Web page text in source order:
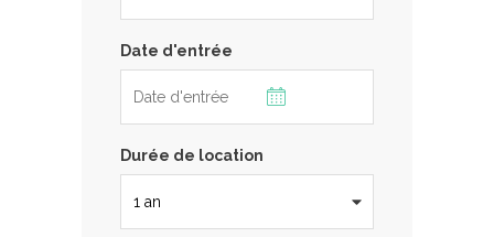
Date d'entrée
Durée de location